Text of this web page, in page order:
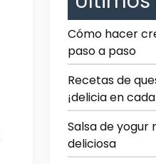
Cómo hacer
paso a paso
Recetas de
¡delicia en
Salsa de
deliciosa